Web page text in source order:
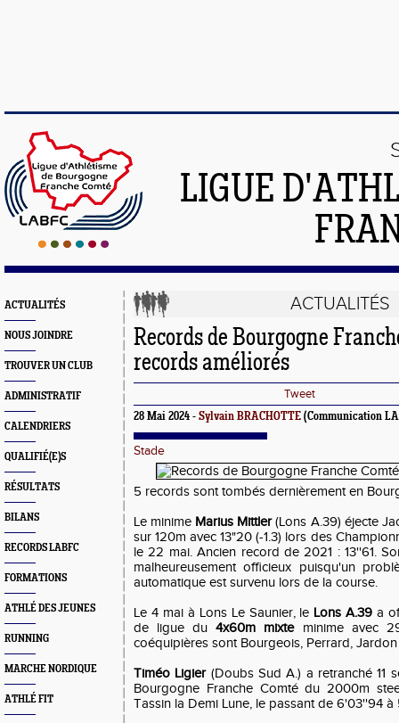
LIGUE
ACTUALITÉS
NOUS JOINDRE
TROUVER UN CLUB
ADMINISTRATIF
CALENDRIERS
QUALIFIÉ(E)S
RÉSULTATS
BILANS
RECORDS LABFC
FORMATIONS
ATHLÉ DES JEUNES
RUNNING
MARCHE NORDIQUE
ATHLÉ FIT
ACTUALITÉS
Records de Bourgogne
records améliorés
Tweet
28 Mai 2024 - Sylvain BRACHOTTE (Communication
Stade
5 records sont tombés dernièrement en
Le minime Marius Mittler(Lons A.39) éjecte
sur 120m avec 13"20 (-1.3) lors des
le 22 mai. Ancien record de 2021 : 13''61.
malheureusement officieux puisqu'un
automatique est survenu lors de la course.
Le 4 mai à Lons Le Saunier, le Lons A.39 a
de ligue du4x60m mixteminime avec
coéquipières sont Bourgeois, Perrard, Jardon
Timéo Ligier (Doubs Sud A.) a retranché 11
Bourgogne Franche Comté du 2000m
Tassin la Demi Lune, le passant de 6'03''94